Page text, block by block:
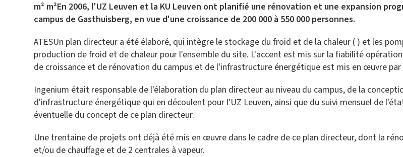
m² m²En 2006, l'UZ Leuven et la KU Leuven ont planifié une rénovation et une expansion
campus de Gasthuisberg, en vue d'une croissance de 200 000 à 550 000 personnes.
ATESUn plan directeur a été élaboré, qui intègre le stockage du froid et de la chaleur ( ) et les
production de froid et de chaleur pour l'ensemble du site. L'accent est mis sur la fiabilité
de croissance et de rénovation du campus et de l'infrastructure énergétique est mis en œuvre
Ingenium était responsable de l'élaboration du plan directeur au niveau du campus, de la
d'infrastructure énergétique qui en découlent pour l'UZ Leuven, ainsi que du suivi mensuel de
éventuelle du concept de ce plan directeur.
Une trentaine de projets ont déjà été mis en œuvre dans le cadre de ce plan directeur, dont la
et/ou de chauffage et de 2 centrales à vapeur.